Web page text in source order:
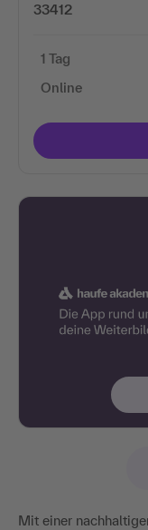
Mit einer
33412
1 Tag
Online